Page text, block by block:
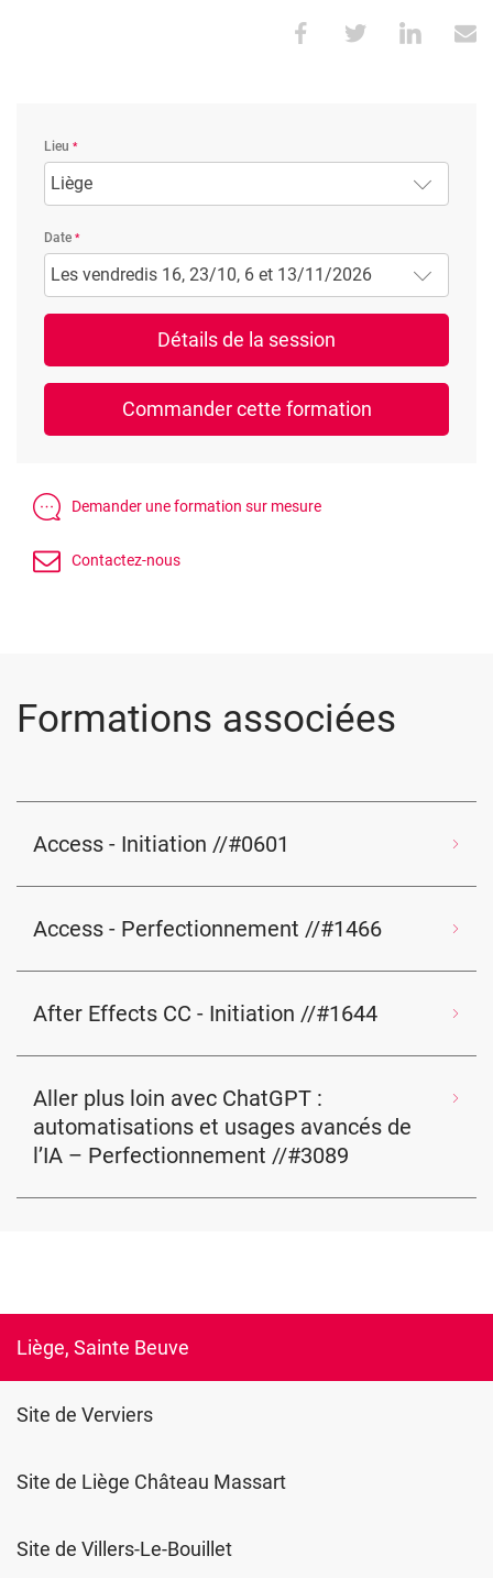
Lieu
Liège
Date
Les vendredis 16, 23/10, 6 et 13/11/2026
Formations associées
Access - Initiation //#0601
Access - Perfectionnement //#1466
After Effects CC - Initiation //#1644
Aller plus loin avec ChatGPT :
automatisations et usages avancés de
l’IA – Perfectionnement //#3089
Liège, Sainte Beuve
Site de Verviers
Site de Liège Château Massart
Site de Villers-Le-Bouillet